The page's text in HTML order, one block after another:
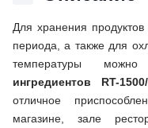
Для хранения
периода, а также для
температуры
ингредиентов RT-
отличное
магазине, зале